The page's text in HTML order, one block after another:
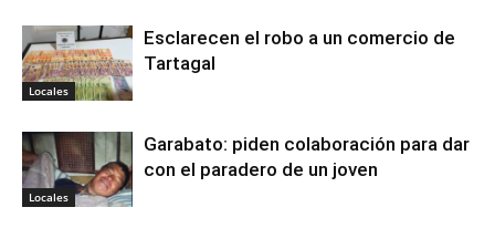
Locales
Esclarecen el robo a un comercio de
Tartagal
Locales
Garabato: piden colaboración para dar
con el paradero de un joven